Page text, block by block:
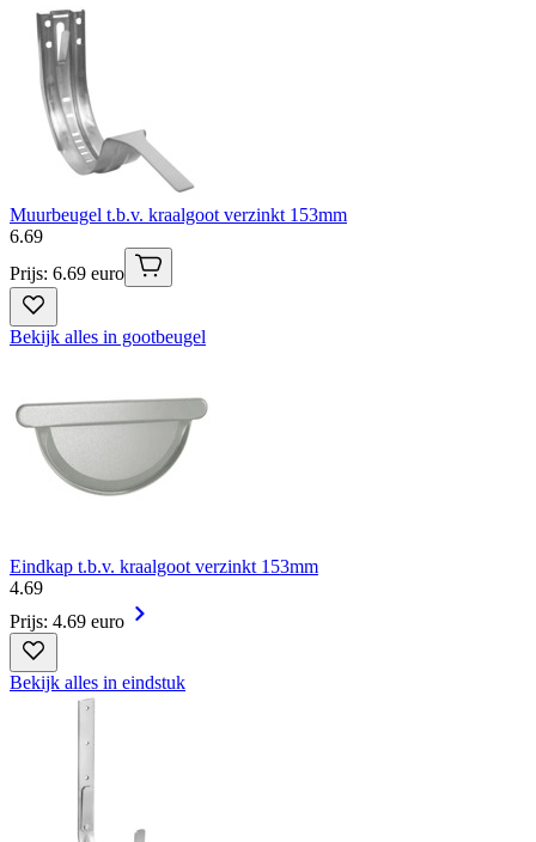
Muurbeugel t.b.v. kraalgoot verzinkt 153mm
6.69
Prijs: 6.69 euro
Bekijk alles in gootbeugel
Eindkap t.b.v. kraalgoot verzinkt 153mm
4.69
Prijs: 4.69 euro
Bekijk alles in eindstuk